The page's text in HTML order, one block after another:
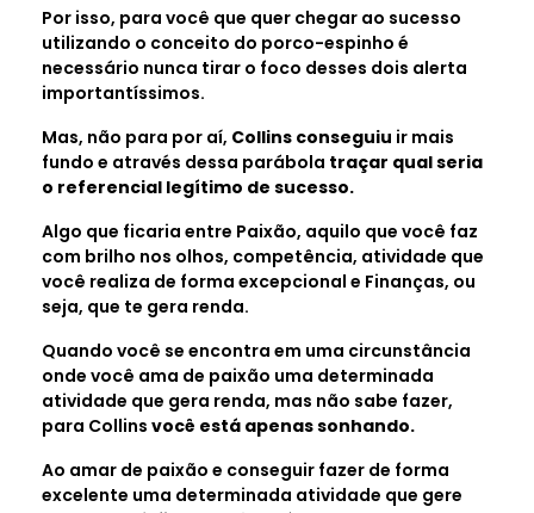
Por isso, para você que quer chegar ao sucesso
utilizando o conceito do porco-espinho é
necessário nunca tirar o foco desses dois alerta
importantíssimos.
Mas, não para por aí, Collins conseguiu ir mais
fundo e através dessa parábola traçar qual seria
o referencial legítimo de sucesso.
Algo que ficaria entre Paixão, aquilo que você faz
com brilho nos olhos, competência, atividade que
você realiza de forma excepcional e Finanças, ou
seja, que te gera renda.
Quando você se encontra em uma circunstância
onde você ama de paixão uma determinada
atividade que gera renda, mas não sabe fazer,
para Collins você está apenas sonhando.
Ao amar de paixão e conseguir fazer de forma
excelente uma determinada atividade que gere